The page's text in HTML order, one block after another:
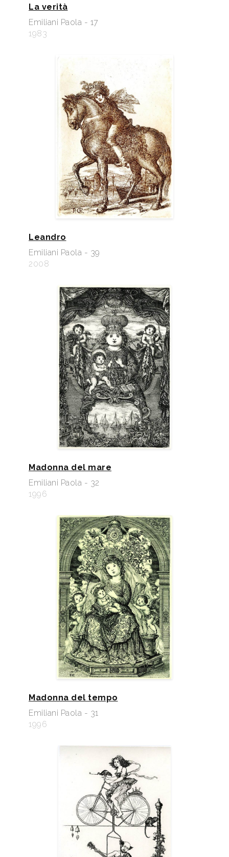
La verità
Emiliani Paola - 17
1983
Leandro
Emiliani Paola - 39
2008
Madonna del mare
Emiliani Paola - 32
1996
Madonna del tempo
Emiliani Paola - 31
1996